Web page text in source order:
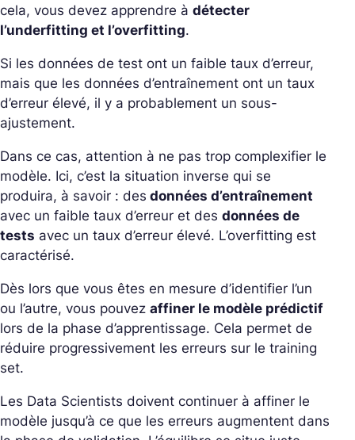
cela, vous devez apprendre à détecter
l’underfitting et l’overfitting.
Si les données de test ont un faible taux d’erreur,
mais que les données d’entraînement ont un taux
d’erreur élevé, il y a probablement un sous-
ajustement.
Dans ce cas, attention à ne pas trop complexifier le
modèle. Ici, c’est la situation inverse qui se
produira, à savoir : des données d’entraînement
avec un faible taux d’erreur et des données de
tests avec un taux d’erreur élevé. L’overfitting est
caractérisé.
Dès lors que vous êtes en mesure d’identifier l’un
ou l’autre, vous pouvez affiner le modèle prédictif
lors de la phase d’apprentissage. Cela permet de
réduire progressivement les erreurs sur le training
set.
Les Data Scientists doivent continuer à affiner le
modèle jusqu’à ce que les erreurs augmentent dans